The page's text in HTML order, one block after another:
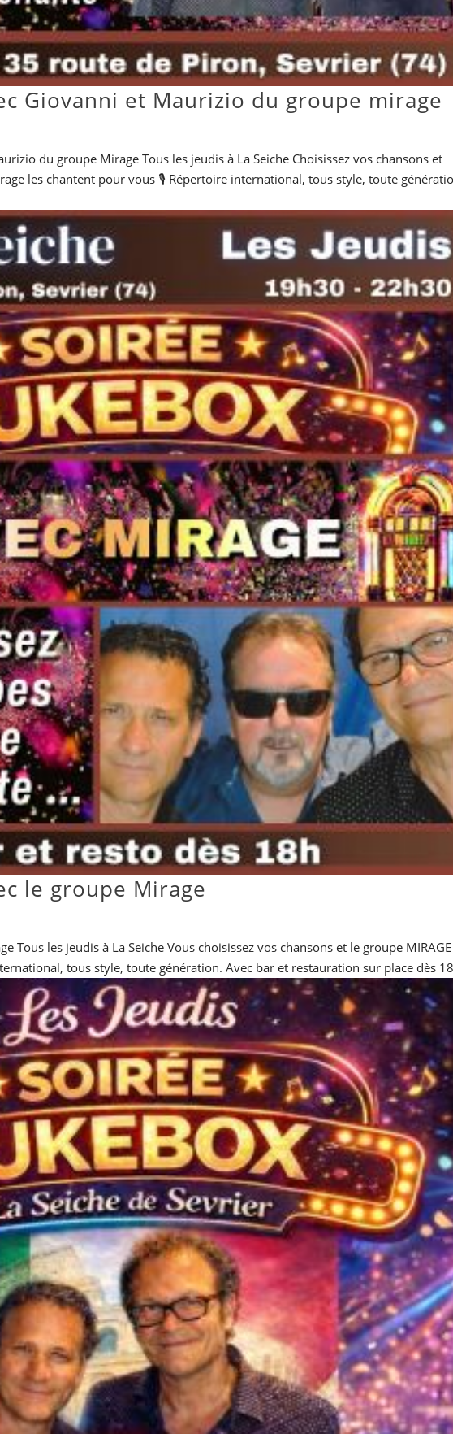
Giovanni et Maurizio du groupe mirage
du groupe Mirage Tous les jeudis à La Seiche Choisissez vos chansons et
les chantent pour vous 🎙️ Répertoire international, tous style, toute
le groupe Mirage
Tous les jeudis à La Seiche Vous choisissez vos chansons et le groupe MIRAGE
tous style, toute génération. Avec bar et restauration sur place dès